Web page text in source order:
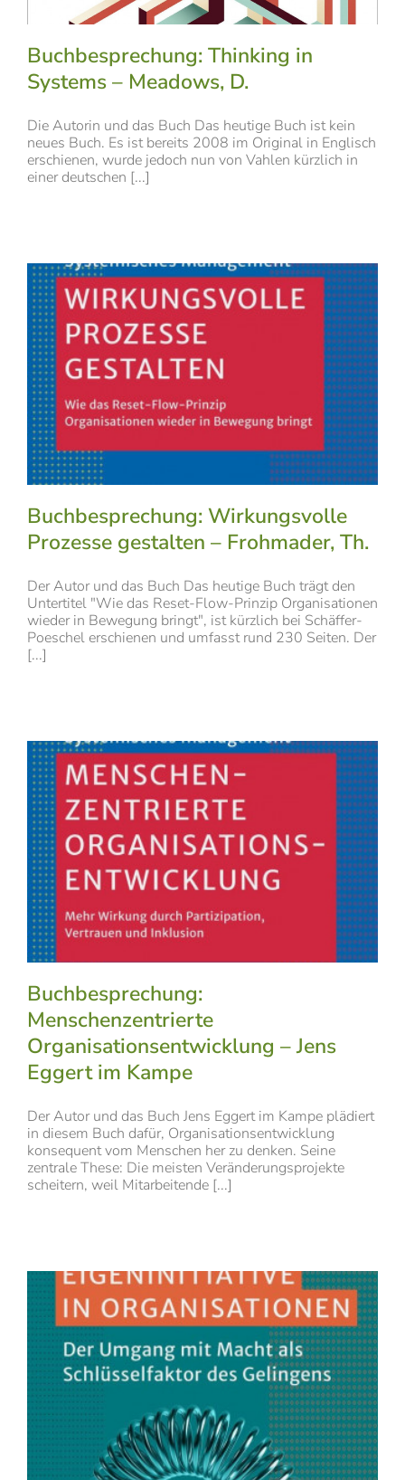
Buchbesprechung: Thinking in
Systems – Meadows, D.
Die Autorin und das Buch Das heutige Buch ist kein
neues Buch. Es ist bereits 2008 im Original in Englisch
erschienen, wurde jedoch nun von Vahlen kürzlich in
einer deutschen [...]
Buchbesprechung: Wirkungsvolle
Prozesse gestalten – Frohmader, Th.
Der Autor und das Buch Das heutige Buch trägt den
Untertitel "Wie das Reset-Flow-Prinzip Organisationen
wieder in Bewegung bringt", ist kürzlich bei Schäffer-
Poeschel erschienen und umfasst rund 230 Seiten. Der
[...]
Buchbesprechung:
Menschenzentrierte
Organisationsentwicklung – Jens
Eggert im Kampe
Der Autor und das Buch Jens Eggert im Kampe plädiert
in diesem Buch dafür, Organisationsentwicklung
konsequent vom Menschen her zu denken. Seine
zentrale These: Die meisten Veränderungsprojekte
scheitern, weil Mitarbeitende [...]